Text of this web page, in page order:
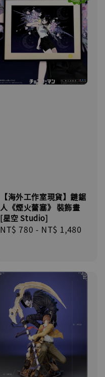
【海外工作室現貨】鏈鋸
人《煙火蕾塞》 裝飾畫
[星空 Studio]
Regular
NT$ 780 - NT$ 1,480